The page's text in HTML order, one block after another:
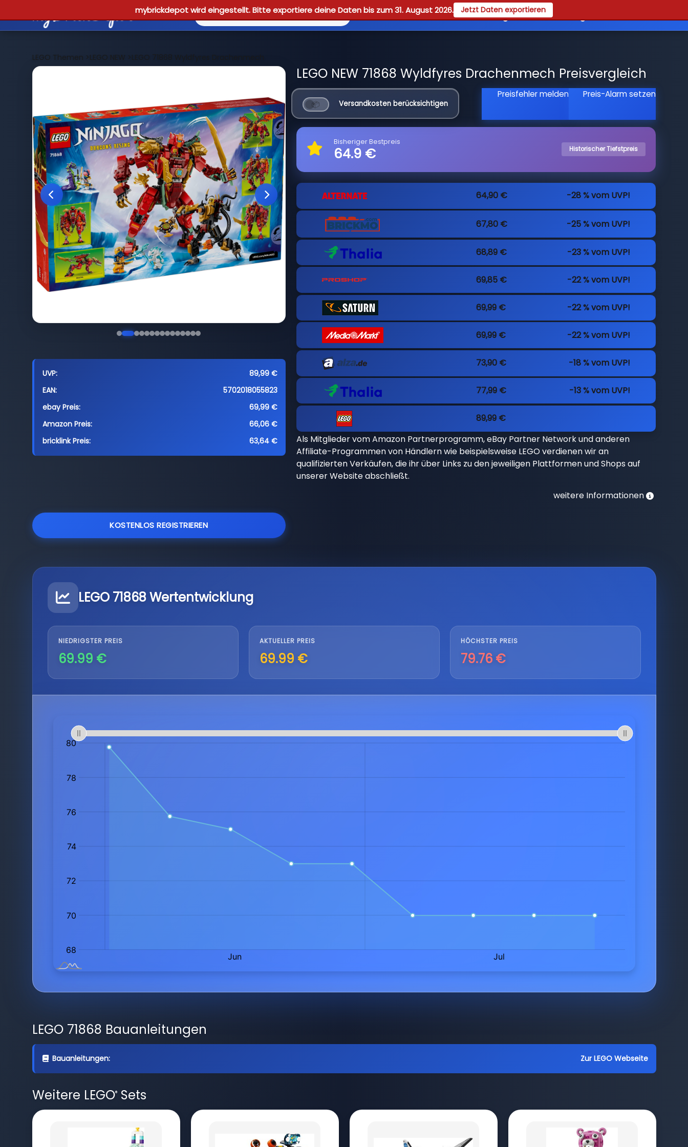
mybrickdepot wird eingestellt. Bitte exportiere deine Daten bis zum 31. August 2026. Jetzt Daten exportieren
Reviews Guides Registrieren
LEGO Themen >LEGO NEW >LEGO 71868 Wyldfyres Drachenmech
UVP:
89,99 €
EAN:
5702018055823
ebay Preis:
69,99 €
Amazon Preis:
66,06 €
bricklink Preis:
63,64 €
KOSTENLOS REGISTRIEREN
LEGO NEW 71868 Wyldfyres Drachenmech Preisvergleich
Versandkosten berücksichtigen
Preisfehler melden Preis-Alarm setzen
Bisheriger Bestpreis
64.9 € Historischer Tiefstpreis
64,90 € -28 % vom UVP!
67,80 € -25 % vom UVP!
68,89 € -23 % vom UVP!
69,85 € -22 % vom UVP!
69,99 € -22 % vom UVP!
69,99 € -22 % vom UVP!
73,90 € -18 % vom UVP!
77,99 € -13 % vom UVP!
89,99 €
Als Mitglieder vom Amazon Partnerprogramm, eBay Partner Network und anderen
Affiliate-Programmen von Händlern wie beispielsweise LEGO verdienen wir an
qualifizierten Verkäufen, die ihr über Links zu den jeweiligen Plattformen und Shops auf
unserer Website abschließt.
weitere Informationen
LEGO 71868 Wertentwicklung
NIEDRIGSTER PREIS
69.99 €
AKTUELLER PREIS
69.99 €
HÖCHSTER PREIS
79.76 €
LEGO 71868 Bauanleitungen
Bauanleitungen: Zur LEGO Webseite
Weitere LEGO®Sets